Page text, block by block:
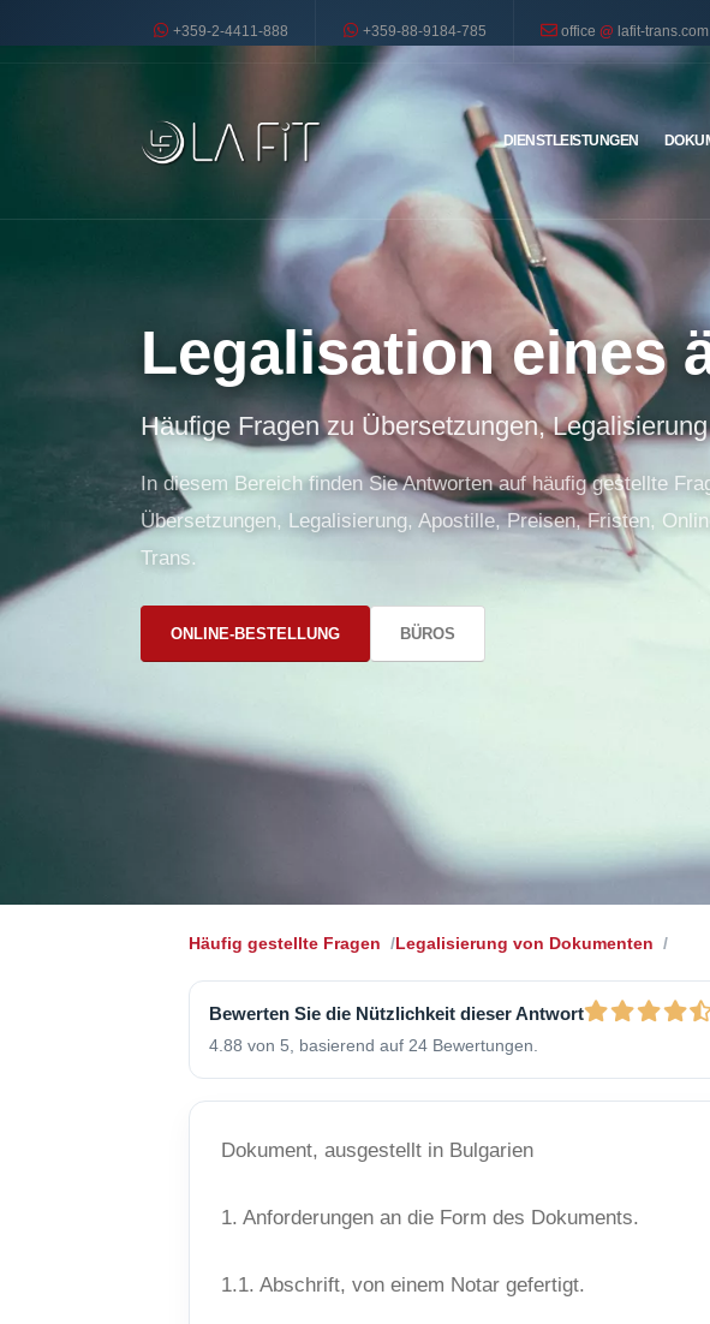
+359-2-4411-888 +359-88-9184-785 office@ lafit-trans.com
DIENSTLEISTUNGEN
Legalisation eines
Häufige Fragen zu Übersetzungen,
In diesem Bereich finden Sie Antworten auf häufig gestellte
Übersetzungen, Legalisierung, Apostille, Preisen, Fristen,
Trans.
ONLINE-BESTELLUNG BÜROS
Häufig gestellte Fragen Legalisierung von Dokumenten
Bewerten Sie die Nützlichkeit dieser Antwort
4.88 von 5, basierend auf 24 Bewertungen.
Dokument, ausgestellt in Bulgarien
1. Anforderungen an die Form des Dokuments.
1.1. Abschrift, von einem Notar gefertigt.